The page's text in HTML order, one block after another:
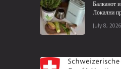
Балканот
Локални
July 8, 2026